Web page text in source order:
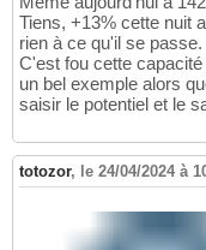
Tiens, +13% cette nuit
rien à ce qu'il se passe.
C'est fou cette
un bel exemple alors
saisir le potentiel et le
totozor, le 24/04/2024 à